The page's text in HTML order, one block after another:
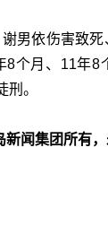
男依伤害致
8个月、11年8
刑。
新闻集团所有